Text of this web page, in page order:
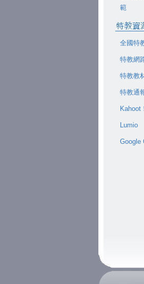
範
全國特
特教網
特教教
特教通
Kahoot
Lumio
Google